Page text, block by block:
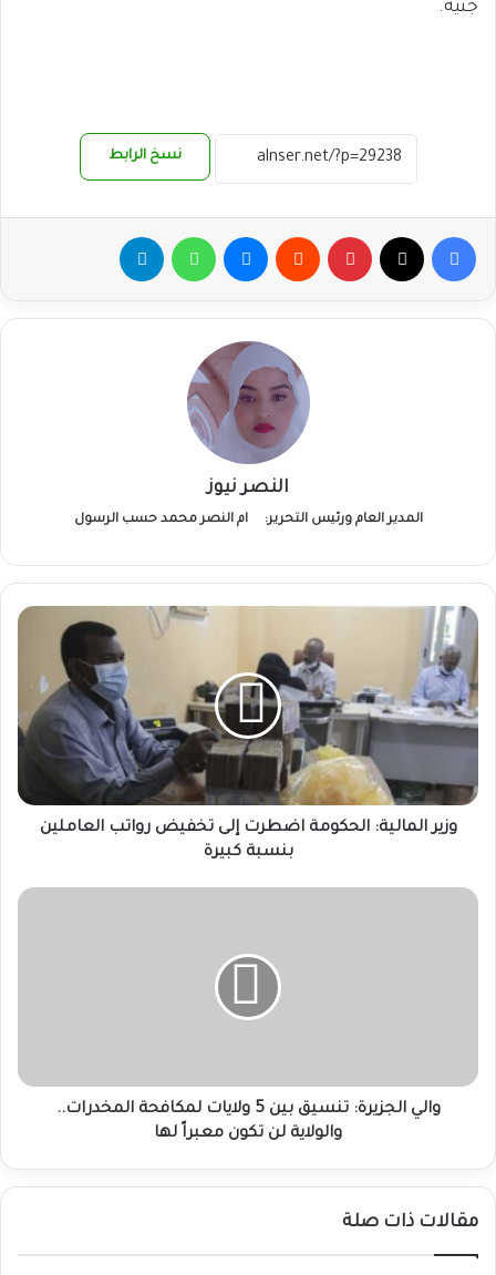
جنيه.
نسخ الرابط
فيسبوك بينتيريست ماسنجر واتساب
النصر نيوز
المدير العام ورئيس التحرير: ام النصر محمد حسب الرسول
وزير
المالية:
الحكومة
اضطرت
إلى
تخفيض
العاملين
بنسبة
كبيرةوزير المالية: الحكومة اضطرت إلى تخفيض رواتب العاملين
بنسبة كبيرة
والي
والولاية
والي الجزيرة: تنسيق بين 5 ولايات لمكافحة المخدرات..
والولاية لن تكون معبراً لها
مقالات ذات صلة